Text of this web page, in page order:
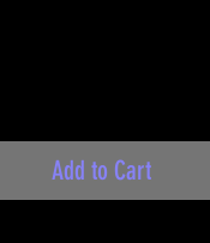
Add to Cart